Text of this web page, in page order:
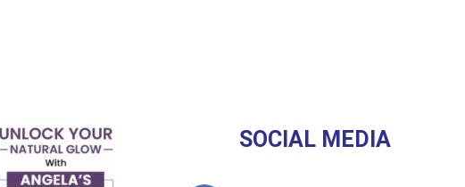
SOCIAL MEDIA